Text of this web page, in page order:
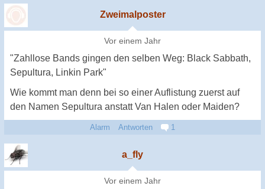
Zweimalposter
Vor einem Jahr
"Zahllose Bands gingen den selben Weg: Black Sabbath,
Sepultura, Linkin Park"
Wie kommt man denn bei so einer Auflistung zuerst auf
den Namen Sepultura anstatt Van Halen oder Maiden?
Alarm Antworten 1
a_fly
Vor einem Jahr